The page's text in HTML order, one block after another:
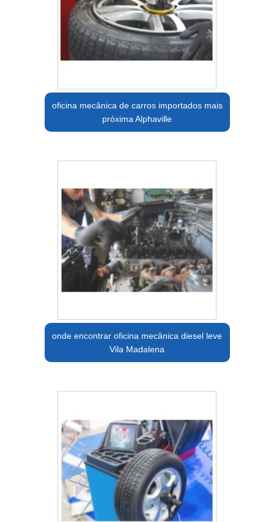
oficina mecânica de carros importados mais
próxima Alphaville
onde encontrar oficina mecânica diesel leve
Vila Madalena